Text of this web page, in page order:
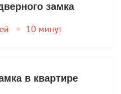
замка
10 минут
в квартире